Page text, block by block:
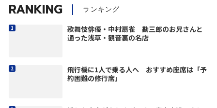
RANKING ランキング
歌舞伎俳優・中村扇雀 勘三郎のお兄さんと
通った浅草・観音裏の名店
飛行機に1人で乗る人へ おすすめ座席は「予
約困難の修行席」